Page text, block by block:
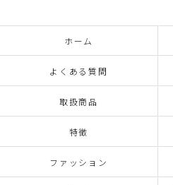
ホーム
よくある質問
取扱商品
特徴
ファッション